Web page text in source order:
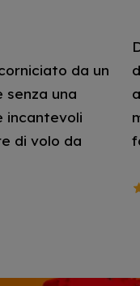
da un
senza una
incantevoli
di volo da